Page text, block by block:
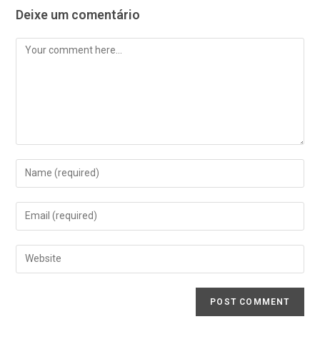
Deixe um comentário